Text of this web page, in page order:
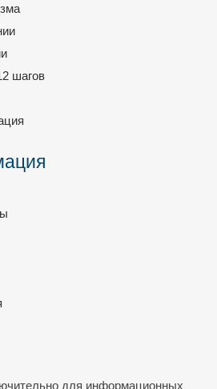
шагов
для информационных